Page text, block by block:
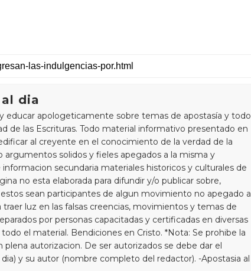
dia
educar apologeticamente sobre temas de apostasía y todo
de las Escrituras. Todo material informativo presentado en
al creyente en el conocimiento de la verdad de la
argumentos solidos y fieles apegados a la misma y
secundaria materiales historicos y culturales de
no esta elaborada para difundir y/o publicar sobre,
sean participantes de algun movimiento no apegado a
traer luz en las falsas creencias, movimientos y temas de
por personas capacitadas y certificadas en diversas
el material. Bendiciones en Cristo. *Nota: Se prohibe la
autorizacion. De ser autorizados se debe dar el
y su autor (nombre completo del redactor). -Apostasia al